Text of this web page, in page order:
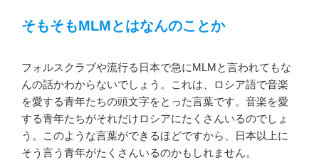
そもそもMLMとはなんのことか
フォルスクラブや流行る日本で急にMLMと言われてもな
んの話かわからないでしょう。これは、ロシア語で音楽
を愛する青年たちの頭文字をとった言葉です。音楽を愛
する青年たちがそれだけロシアにたくさんいるのでしょ
う。このような言葉ができるほどですから、日本以上に
そう言う青年がたくさんいるのかもしれません。